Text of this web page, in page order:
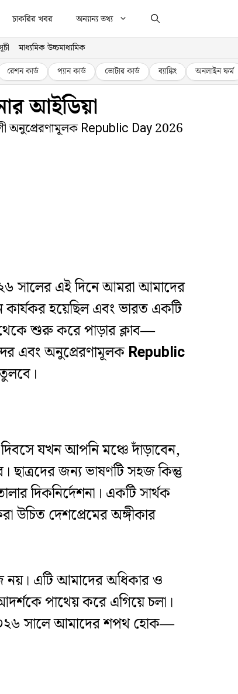
চাকরির খবর অন্যান্য তথ্য
মাধ্যমিক উচ্চমাধ্যমিক
রেশন কার্ড প্যান কার্ড ভোটার কার্ড ব্যাঙ্কিং অনলাইন ফর্ম
আইডিয়া
অনুপ্রেরণামূলক Republic Day 2026
সালের এই দিনে আমরা আমাদের
কার্যকর হয়েছিল এবং ভারত একটি
থেকে শুরু করে পাড়ার ক্লাব—
এবং অনুপ্রেরণামূলক Republic
যখন আপনি মঞ্চে দাঁড়াবেন,
জন্য ভাষণটি সহজ কিন্তু
দিকনির্দেশনা। একটি সার্থক
উচিত দেশপ্রেমের অঙ্গীকার
নয়। এটি আমাদের অধিকার ও
পাথেয় করে এগিয়ে চলা।
২০২৬ সালে আমাদের শপথ হোক—